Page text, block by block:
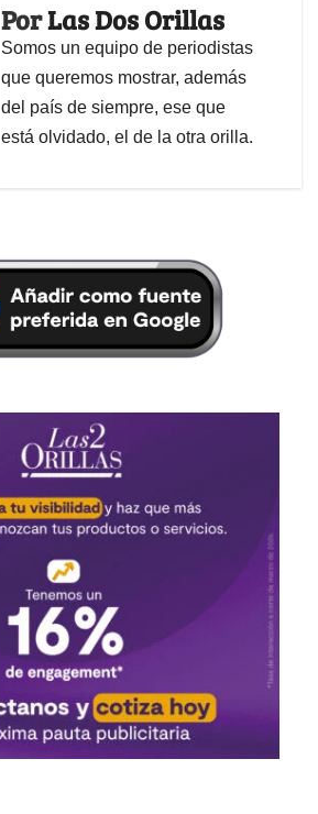
PorLas Dos Orillas
Somos un equipo de periodistas
que queremos mostrar, además
del país de siempre, ese que
está olvidado, el de la otra orilla.